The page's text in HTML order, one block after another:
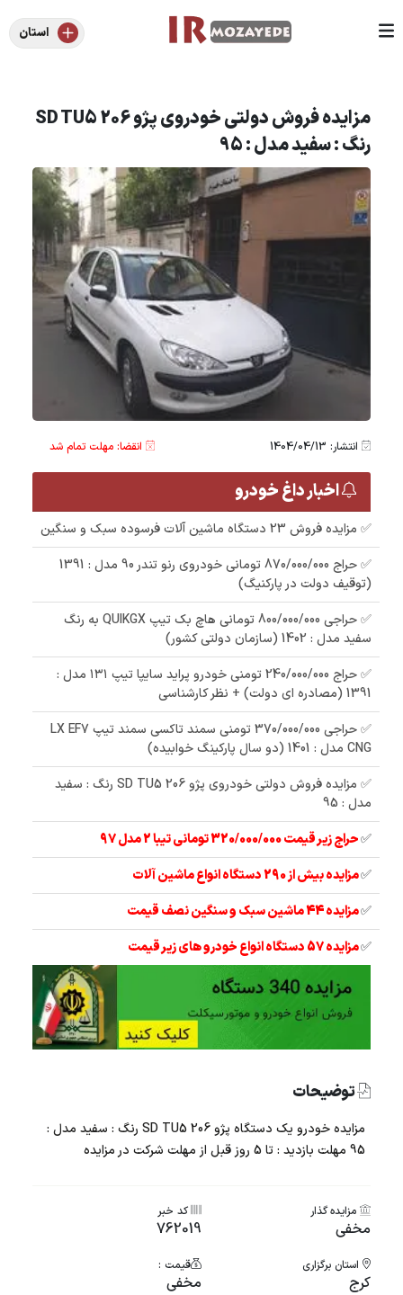
استان
مزایده فروش دولتی خودروی پژو 206 SD TU5
رنگ : سفید مدل : 95
انتشار: 1404/04/13 انقضا: مهلت تمام شد
اخبار داغ خودرو
✅ مزایده فروش 23 دستگاه ماشین آلات فرسوده سبک و سنگین
✅ حراج 870/000/000 تومانی خودروی رنو تندر 90 مدل : 1391
(توقیف دولت در پارکنیگ)
✅ حراجی 800/000/000 تومانی ھاچ بک تیپ QUIKGX به رنگ
سفید مدل : 1402 (سازمان دولتی کشور)
✅ حراج 240/000/000 تومنی خودرو پراید سایپا تیپ ۱۳۱ مدل :
1391 (مصادره ای دولت) + نظر کارشناسی
✅ حراجی 370/000/000 تومنی سمند تاکسی سمند تیپ LX EF7
CNG مدل : 1401 (دو سال پارکینگ خوابیده)
✅ مزایده فروش دولتی خودروی پژو 206 SD TU5 رنگ : سفید
مدل : 95
✅حراج زیر قیمت 320/000/000 تومانی تیبا 2 مدل 97
✅مزایده بیش از 290 دستگاه انواع ماشین آلات
✅مزایده 44 ماشین سبک و سنگین نصف قیمت
✅مزایده 57 دستگاه انواع خودرو های زیر قیمت
توضیحات
مزایده خودرو یک دستگاه پژو 206 SD TU5 رنگ : سفید مدل :
95 مهلت بازدید : تا 5 روز قبل از مهلت شرکت در مزایده
مزایده گذار
مخفی
کد خبر
762019
استان برگزاری
کرج
قیمت :
مخفی